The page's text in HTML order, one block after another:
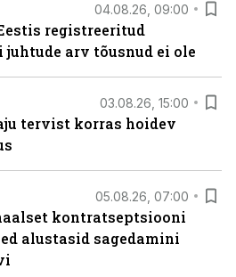
04.08.26, 09:00
registreeritud
arv tõusnud ei ole
03.08.26, 15:00
tervist korras hoidev
05.08.26, 07:00
kontratseptsiooni
alustasid sagedamini